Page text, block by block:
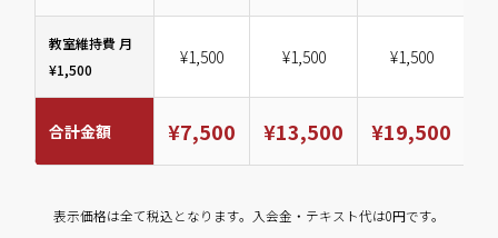
教室維持費 月
¥1,500
¥1,500 ¥1,500 ¥1,500
合計金額 ¥7,500 ¥13,500 ¥19,500
表示価格は全て税込となります。入会金・テキスト代は0円です。